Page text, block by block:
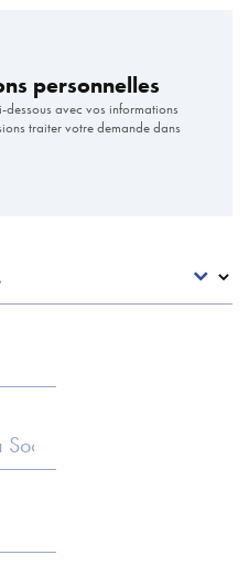
personnelles
avec vos informations
traiter votre demande dans